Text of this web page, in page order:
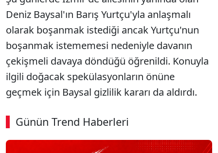
Deniz Baysal'ın Barış Yurtçu'yla anlaşmalı
olarak boşanmak istediği ancak Yurtçu'nun
boşanmak istememesi nedeniyle davanın
çekişmeli davaya döndüğü öğrenildi. Konuyla
ilgili doğacak spekülasyonların önüne
geçmek için Baysal gizlilik kararı da aldırdı.
Günün Trend Haberleri
00:01 / 09:08
Sesi Aç